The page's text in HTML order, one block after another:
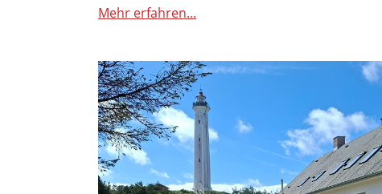
Mehr erfahren...